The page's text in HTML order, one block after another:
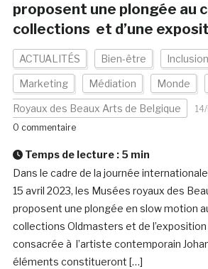
proposent une plongée au
collections et d’une
ACTUALITÉS Bien-être
Marketing Médiation Monde
Royaux des Beaux Arts de Belgique
0 commentaire
Temps de lecture : 5 min
Dans le cadre de la journée
15 avril 2023, les Musées royaux des
proposent une plongée en slow motion
collections Oldmasters et de l’exposition
consacrée à l’artiste contemporain
éléments constitueront […]